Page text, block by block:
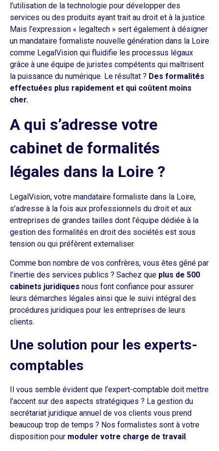
l’utilisation de la technologie pour développer des
services ou des produits ayant trait au droit et à la justice.
Mais l’expression « legaltech » sert également à désigner
un mandataire formaliste nouvelle génération dans la Loire
comme LegalVision qui fluidifie les processus légaux
grâce à une équipe de juristes compétents qui maîtrisent
la puissance du numérique. Le résultat ? Des formalités
effectuées plus rapidement et qui coûtent moins
cher.
A qui s’adresse votre
cabinet de formalités
légales dans la Loire ?
LegalVision, votre mandataire formaliste dans la Loire,
s’adresse à la fois aux professionnels du droit et aux
entreprises de grandes tailles dont l’équipe dédiée à la
gestion des formalités en droit des sociétés est sous
tension ou qui préfèrent externaliser.
Comme bon nombre de vos confrères, vous êtes gêné par
l’inertie des services publics ? Sachez que plus de 500
cabinets juridiques nous font confiance pour assurer
leurs démarches légales ainsi que le suivi intégral des
procédures juridiques pour les entreprises de leurs
clients.
Une solution pour les experts-
comptables
Il vous semble évident que l’expert-comptable doit mettre
l’accent sur des aspects stratégiques ? La gestion du
secrétariat juridique annuel de vos clients vous prend
beaucoup trop de temps ? Nos formalistes sont à votre
disposition pour moduler votre charge de travail.